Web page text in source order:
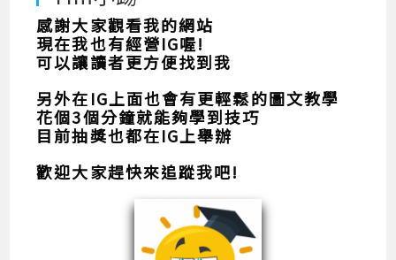
感謝大家觀看我的網站
現在我也有經營IG喔!
可以讓讀者更方便找到我
另外在IG上面也會有更輕鬆的圖文教學
花個3個分鐘就能夠學到技巧
目前抽獎也都在IG上舉辦
歡迎大家趕快來追蹤我吧!